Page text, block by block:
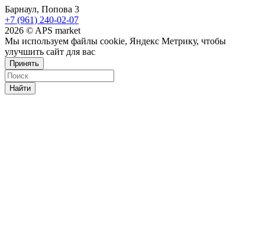
Барнаул, Попова 3
+7 (961) 240-02-07
2026 © APS market
Мы используем файлы cookie, Яндекс Метрику, чтобы
улучшить сайт для вас
Принять
Найти